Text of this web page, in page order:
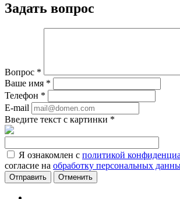
Задать вопрос
Вопрос *
Ваше имя *
Телефон *
E-mail
Введите текст с картинки *
Я ознакомлен с политикой
согласие на обработку персональных
Отменить